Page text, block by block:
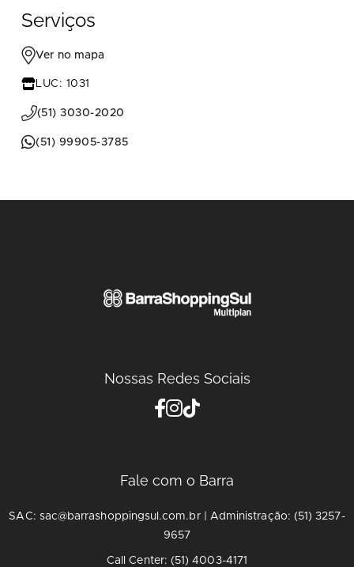
Serviços
Ver no mapa
LUC: 1031
(51) 3030-2020
(51) 99905-3785
Nossas Redes Sociais
Fale com o Barra
SAC: sac@barrashoppingsul.com.br | Administração: (51) 3257-
9657
Call Center: (51) 4003-4171